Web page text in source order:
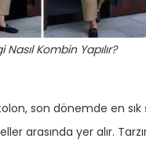
Nasıl Kombin Yapılır?
son dönemde en sık
arasında yer alır.